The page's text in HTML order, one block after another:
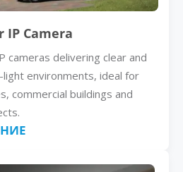
IP Camera
cameras delivering clear and
environments, ideal for
commercial buildings and